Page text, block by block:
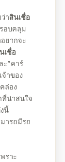
าสินเชื่อ
อบคลุม
ยากจะ
เชื่อ
ะ”คาร์
าของ
ล่อง
ที่น่าสนใจ
นี้
ารถมีรถ
พราะ